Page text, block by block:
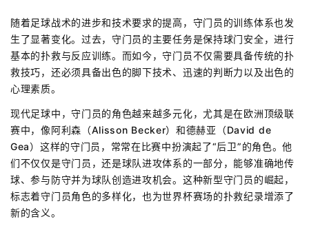
随着足球战术的进步和技术要求的提高，守门员的训练体系也发
生了显著变化。过去，守门员的主要任务是保持球门安全，进行
基本的扑救与反应训练。而如今，守门员不仅需要具备传统的扑
救技巧，还必须具备出色的脚下技术、迅速的判断力以及出色的
心理素质。
现代足球中，守门员的角色越来越多元化，尤其是在欧洲顶级联
赛中，像阿利森（Alisson Becker）和德赫亚（David de
Gea）这样的守门员，常常在比赛中扮演起了“后卫”的角色。他
们不仅仅是守门员，还是球队进攻体系的一部分，能够准确地传
球、参与防守并为球队创造进攻机会。这种新型守门员的崛起，
标志着守门员角色的多样化，也为世界杯赛场的扑救纪录增添了
新的含义。